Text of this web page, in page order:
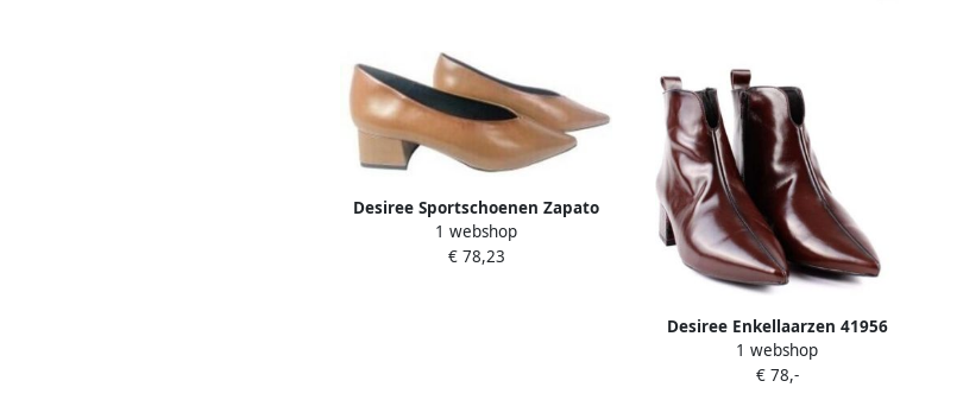
Desiree Sportschoenen Zapato
señora rabat 9 taupe
1 webshop
€ 78,23
Desiree Enkellaarzen 41956
1 webshop
€ 78,-